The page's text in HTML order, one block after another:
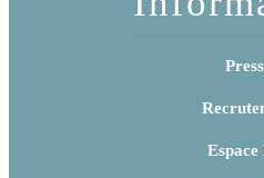
Espace